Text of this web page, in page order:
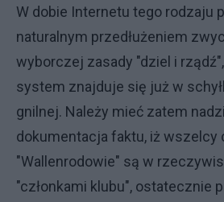
W dobie Internetu tego rodzaju
naturalnym przedłużeniem
wyborczej zasady "dziel i
system znajduje się już w
gnilnej. Należy mieć zatem
dokumentacja faktu, iż wszelcy
"Wallenrodowie" są w
"członkami klubu", ostatecznie